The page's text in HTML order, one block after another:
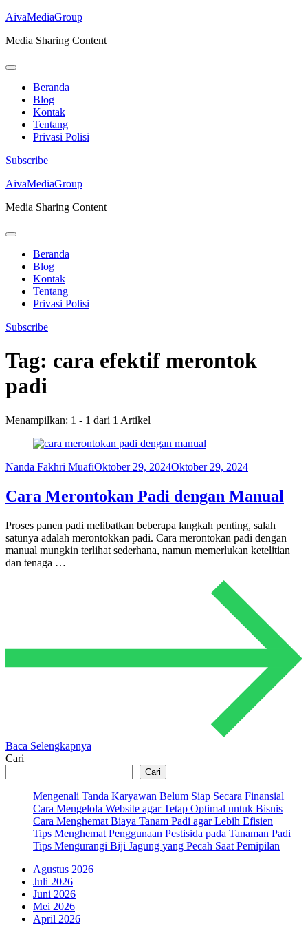
AivaMediaGroup
Media Sharing Content
Beranda
Blog
Kontak
Tentang
Privasi Polisi
Subscribe
Lompat
konten
Enter)
AivaMediaGroup
Media Sharing Content
Beranda
Blog
Kontak
Tentang
Privasi Polisi
Subscribe
Tag: cara efektif merontok
padi
Menampilkan: 1 - 1 dari 1 Artikel
Nanda Fakhri MuafiOktober 29, 2024Oktober 29, 2024
Cara Merontokan Padi dengan Manual
Proses panen padi melibatkan beberapa langkah penting, salah
satunya adalah merontokkan padi. Cara merontokan padi dengan
manual mungkin terlihat sederhana, namun memerlukan ketelitian
dan tenaga …
Baca Selengkapnya
Cari
Cari
Mengenali Tanda Karyawan Belum Siap Secara Finansial
Cara Mengelola Website agar Tetap Optimal untuk Bisnis
Cara Menghemat Biaya Tanam Padi agar Lebih Efisien
Tips Menghemat Penggunaan Pestisida pada Tanaman Padi
Tips Mengurangi Biji Jagung yang Pecah Saat Pemipilan
Agustus 2026
Juli 2026
Juni 2026
Mei 2026
April 2026